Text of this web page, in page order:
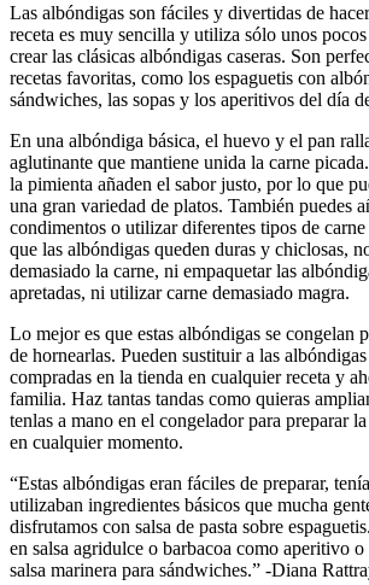
Las albóndigas son fáciles y divertidas de
receta es muy sencilla y utiliza sólo unos
crear las clásicas albóndigas caseras. Son
recetas favoritas, como los espaguetis con
sándwiches, las sopas y los aperitivos del día
En una albóndiga básica, el huevo y el pan
aglutinante que mantiene unida la carne
la pimienta añaden el sabor justo, por lo que
una gran variedad de platos. También puedes
condimentos o utilizar diferentes tipos de
que las albóndigas queden duras y chiclosas,
demasiado la carne, ni empaquetar las
apretadas, ni utilizar carne demasiado magra.
Lo mejor es que estas albóndigas se congelan
de hornearlas. Pueden sustituir a las
compradas en la tienda en cualquier receta y
familia. Haz tantas tandas como quieras
tenlas a mano en el congelador para preparar
en cualquier momento.
“Estas albóndigas eran fáciles de preparar,
utilizaban ingredientes básicos que mucha
disfrutamos con salsa de pasta sobre
en salsa agridulce o barbacoa como aperitivo
salsa marinera para sándwiches.” -Diana